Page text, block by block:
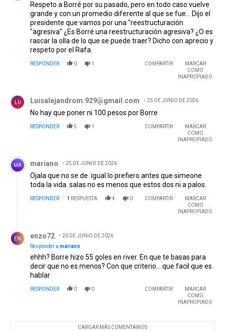
Respeto a Borré por su pasado, pero en todo caso vuelve
grande y con un promedio diferente al que se fue... Dijo el
presidente que vamos por una "reestructuración
"agresiva" ¿Es Borré una reestructuración agresiva? ¿O es
rascar la olla de lo que se puede traer? Dicho con aprecio y
respeto por el Rafa.
RESPONDER 0 1 COMPARTIR
MARCAR
COMO
INAPROPIADO
LU Luisalejandrom.929@gmail.com 25 DE JUNIO DE 2026
No hay que poner ni 100 pesos por Borre
RESPONDER 5 1 COMPARTIR
MARCAR
COMO
INAPROPIADO
Comentario de mariano.
MA mariano 25 DE JUNIO DE 2026
Ojala que no se de. igual lo prefiero antes que simeone
toda la vida. salas no es menos que estos dos ni a palos.
RESPONDER 1 RESPUESTA 4 0 COMPARTIR
MARCAR
COMO
INAPROPIADO
EN enzo72
26 DE JUNIO DE 2026
Responder a mariano
ehhh? Borre hizo 55 goles en river. En que te basas para
decir que no es menos? Con que criterio... que facil que es
hablar
RESPONDER 0 0 COMPARTIR
MARCAR
COMO
INAPROPIADO
CARGAR MÁS COMENTARIOS